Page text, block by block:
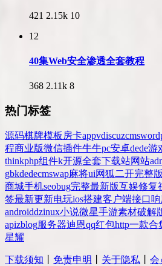
421 2.15k 10
12
40集Web安全渗透全套教程
368 2.11k 8
热门标签
源码棋牌模板 房卡appvdiscuzcms
程商业版微信插件牛牛pc安卓dede游
thinkphp组件k开源全套下载站网站
gbkdedecmswap麻将ui网狐 二开完整版
商城手机seobug完整最新版互娱修复
签最新更新电玩ios搭建客户端接口
androiddzinux小说微星手游素材破解
apizblog服务器迪恩qq红包http一款合
星耀
下载须知 免责申明 关于隐私 会